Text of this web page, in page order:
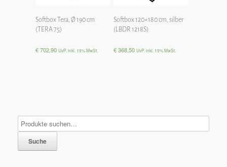
Softbox Tera, Ø 190 cm
(TERA 75)
€702,90 UvP. inkl. 19% MwSt.
Softbox 120×180 cm, silber
(LBDR 1218S)
€368,50 UvP. inkl. 19% MwSt.
Suche